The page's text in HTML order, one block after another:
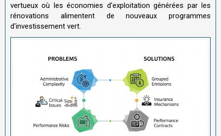
vertueux où les économies d'exploitation générées par les
rénovations alimentent de nouveaux programmes
d'investissement vert.